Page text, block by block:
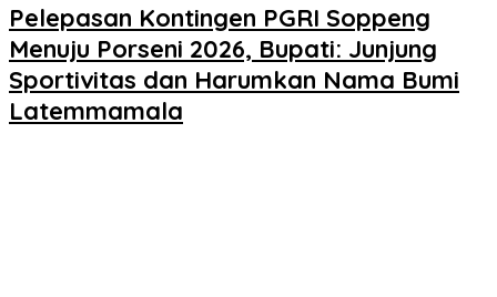
Pelepasan Kontingen PGRI Soppeng
Menuju Porseni 2026, Bupati: Junjung
Sportivitas dan Harumkan Nama Bumi
Latemmamala